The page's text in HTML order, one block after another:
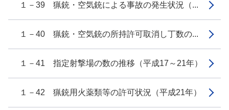
１－39 猟銃・空気銃による事故の発生状況（...
１－40 猟銃・空気銃の所持許可取消し丁数の...
１－41 指定射撃場の数の推移（平成17～21年）
１－42 猟銃用火薬類等の許可状況（平成21年）